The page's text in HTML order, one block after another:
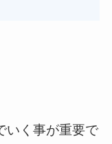
いく事が重要で